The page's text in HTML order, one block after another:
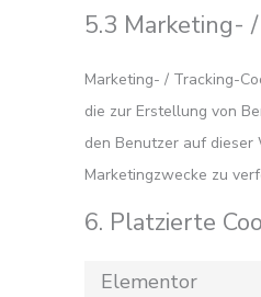
5.3 Marketing-
Marketing- / Tracking-
die zur Erstellung von
den Benutzer auf
Marketingzwecke zu
6. Platzierte
Elementor